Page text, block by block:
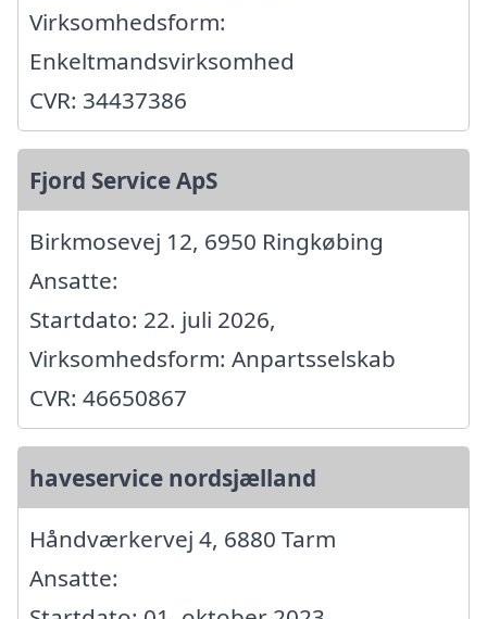
Virksomhedsform:
Enkeltmandsvirksomhed
CVR: 34437386
Fjord Service ApS
Birkmosevej 12, 6950 Ringkøbing
Ansatte:
Startdato: 22. juli 2026,
Virksomhedsform: Anpartsselskab
CVR: 46650867
haveservice nordsjælland
Håndværkervej 4, 6880 Tarm
Ansatte: